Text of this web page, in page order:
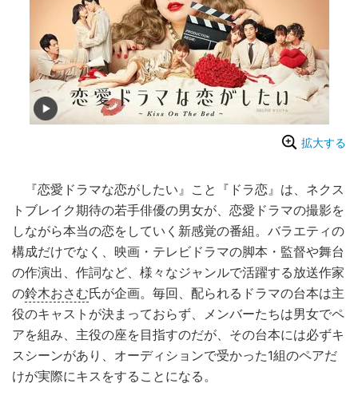
拡大する
『恋愛ドラマな恋がしたい』こと『ドラ恋』は、ネクス
トブレイク期待の若手俳優の男女が、恋愛ドラマの撮影を
しながら本当の恋をしていく新感覚の番組。バラエティの
構成だけでなく、映画・テレビドラマの脚本・監督や舞台
の作演出、作詞など、様々なジャンルで活躍する放送作家
の鈴木おさむ氏が企画。毎回、配られるドラマの台本は主
役のキャストが決まっておらず、メンバーたちは男女でペ
アを組み、主役の座を目指すのだが、その台本には必ずキ
スシーンがあり、オーディションで受かった1組のペアだ
けが実際にキスをすることになる。